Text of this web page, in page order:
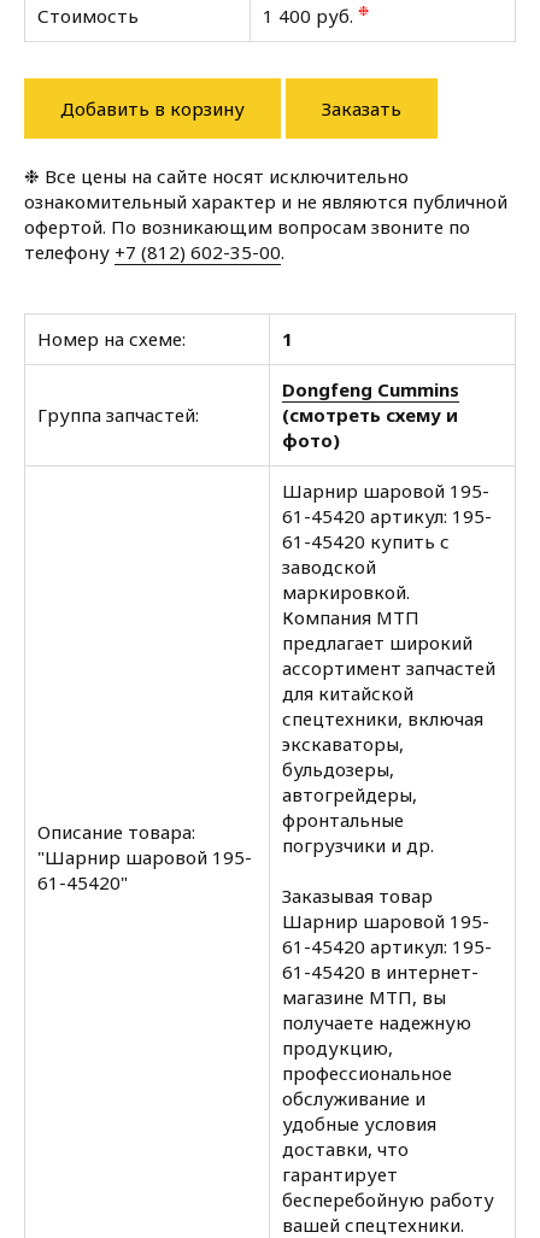
Стоимость 1 400 руб. ❉
Добавить в корзину Заказать
❉ Все цены на сайте носят исключительно
ознакомительный характер и не являются публичной
офертой. По возникающим вопросам звоните по
телефону +7 (812) 602-35-00.
Номер на схеме: 1
Группа запчастей:
Dongfeng Cummins
(смотреть схему и
фото)
Описание товара:
"Шарнир шаровой 195-
61-45420"
Шарнир шаровой 195-
61-45420 артикул: 195-
61-45420 купить с
заводской
маркировкой.
Компания МТП
предлагает широкий
ассортимент запчастей
для китайской
спецтехники, включая
экскаваторы,
бульдозеры,
автогрейдеры,
фронтальные
погрузчики и др.
Заказывая товар
Шарнир шаровой 195-
61-45420 артикул: 195-
61-45420 в интернет-
магазине МТП, вы
получаете надежную
продукцию,
профессиональное
обслуживание и
удобные условия
доставки, что
гарантирует
бесперебойную работу
вашей спецтехники.